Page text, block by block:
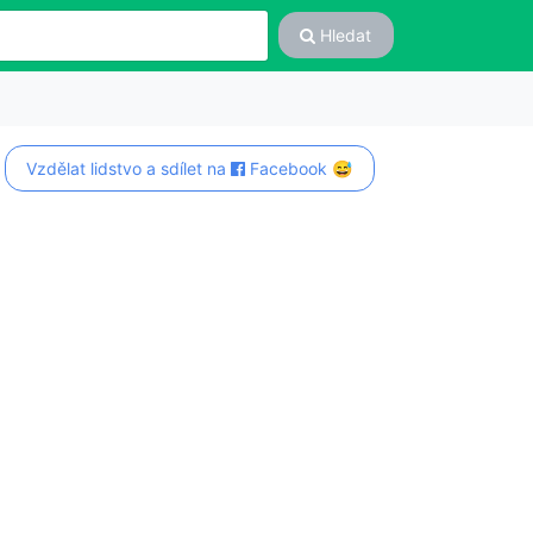
Hledat
Vzdělat lidstvo a sdílet na Facebook 😅